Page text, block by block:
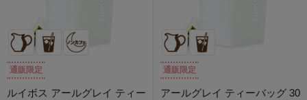
通販限定
ルイボス アールグレイ ティー
通販限定
アールグレイ ティーバッグ 30